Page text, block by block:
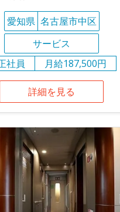
愛知県 名古屋市中区
サービス
社員
月給187,500円
詳細を見る